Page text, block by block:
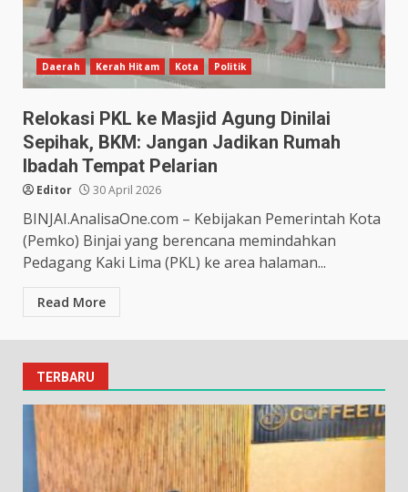
Daerah Kerah Hitam Kota Politik
Relokasi PKL ke Masjid Agung Dinilai
Sepihak, BKM: Jangan Jadikan Rumah
Ibadah Tempat Pelarian
Editor 30 April 2026
BINJAI.AnalisaOne.com – Kebijakan Pemerintah Kota
(Pemko) Binjai yang berencana memindahkan
Pedagang Kaki Lima (PKL) ke area halaman...
Read More
TERBARU